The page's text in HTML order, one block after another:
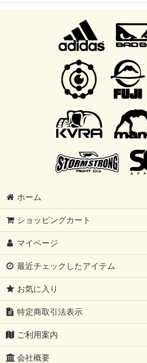
ホーム
ショッピングカート
マイページ
最近チェックしたアイテム
お気に入り
特定商取引法表示
ご利用案内
会社概要